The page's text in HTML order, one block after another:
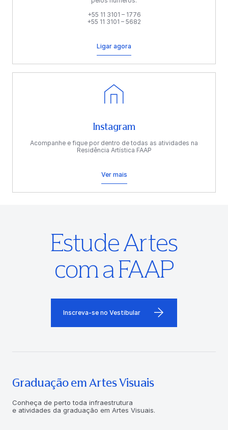
+55 11 3101 – 1776
+55 11 3101 – 5682
Ligar agora
Instagram
Acompanhe e fique por dentro de todas as atividades na
Residência Artística FAAP
Ver mais
Estude Artes
com a FAAP
Inscreva-se no Vestibular
Graduação em Artes Visuais
Conheça de perto toda infraestrutura
e atividades da graduação em Artes Visuais.